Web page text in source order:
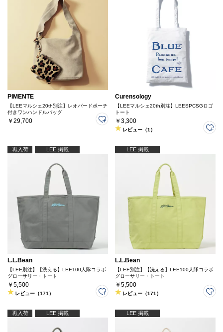
PIMENTE
【LEEマルシェ20th別注】レオパードポーチ
付きワンハンドルバッグ
￥29,700
Curensology
【LEEマルシェ20th別注】LEESPCSGロゴ
トート
￥3,300
レビュー（1）
再入荷 LEE 掲載
L.L.Bean
【LEE別注】【洗える】LEE100人隊コラボ
グローサリー・トート
￥5,500
レビュー（171）
LEE 掲載
L.L.Bean
【LEE別注】【洗える】LEE100人隊コラボ
グローサリー・トート
￥5,500
レビュー（171）
再入荷 LEE 掲載 LEE 掲載